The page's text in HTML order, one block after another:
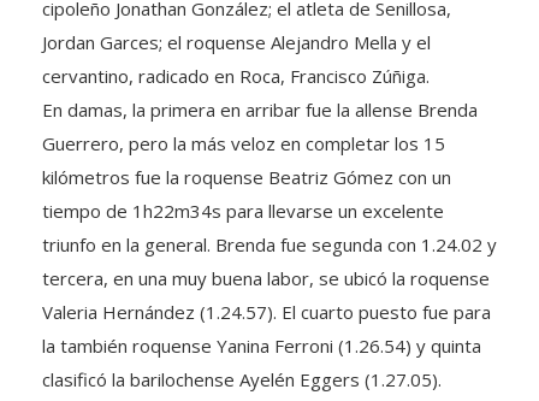
Jordan Garces; el roquense Alejandro Mella y el
cervantino, radicado en Roca, Francisco Zúñiga.
En damas, la primera en arribar fue la allense Brenda
Guerrero, pero la más veloz en completar los 15
kilómetros fue la roquense Beatriz Gómez con un
tiempo de 1h22m34s para llevarse un excelente
triunfo en la general. Brenda fue segunda con 1.24.02 y
tercera, en una muy buena labor, se ubicó la roquense
Valeria Hernández (1.24.57). El cuarto puesto fue para
la también roquense Yanina Ferroni (1.26.54) y quinta
clasificó la barilochense Ayelén Eggers (1.27.05).
Las diez primeras se completaron con la roquense